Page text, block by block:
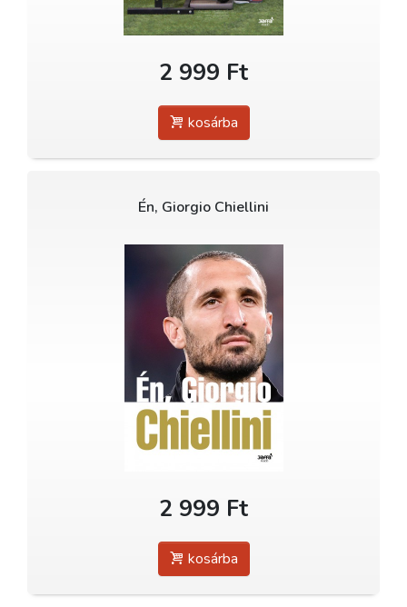
2 999 Ft
kosárba
Én, Giorgio Chiellini
2 999 Ft
kosárba